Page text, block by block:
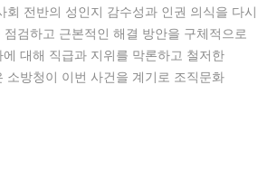
전반의 성인지 감수성과 인권 의식을 다시
검하고 근본적인 해결 방안을 구체적으로
대해 직급과 지위를 막론하고 철저한
방청이 이번 사건을 계기로 조직문화